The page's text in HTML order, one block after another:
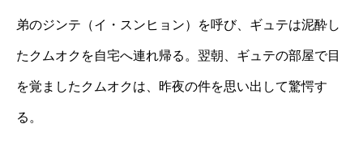
弟のジンテ（イ・スンヒョン）を呼び、ギュテは泥酔し
たクムオクを自宅へ連れ帰る。翌朝、ギュテの部屋で目
を覚ましたクムオクは、昨夜の件を思い出して驚愕す
る。